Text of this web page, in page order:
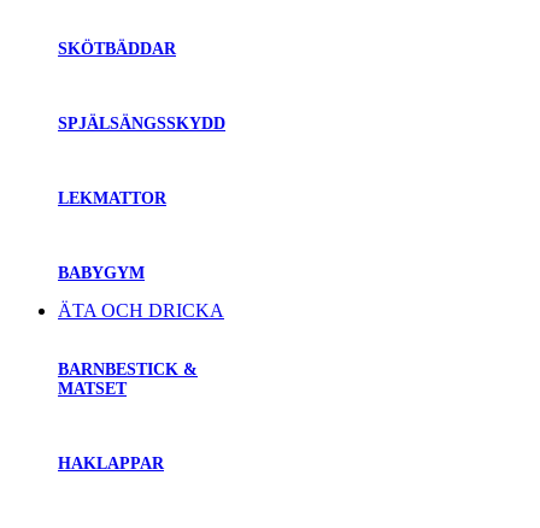
SKÖTBÄDDAR
SPJÄLSÄNGSSKYDD
LEKMATTOR
BABYGYM
ÄTA OCH DRICKA
BARNBESTICK &
MATSET
HAKLAPPAR